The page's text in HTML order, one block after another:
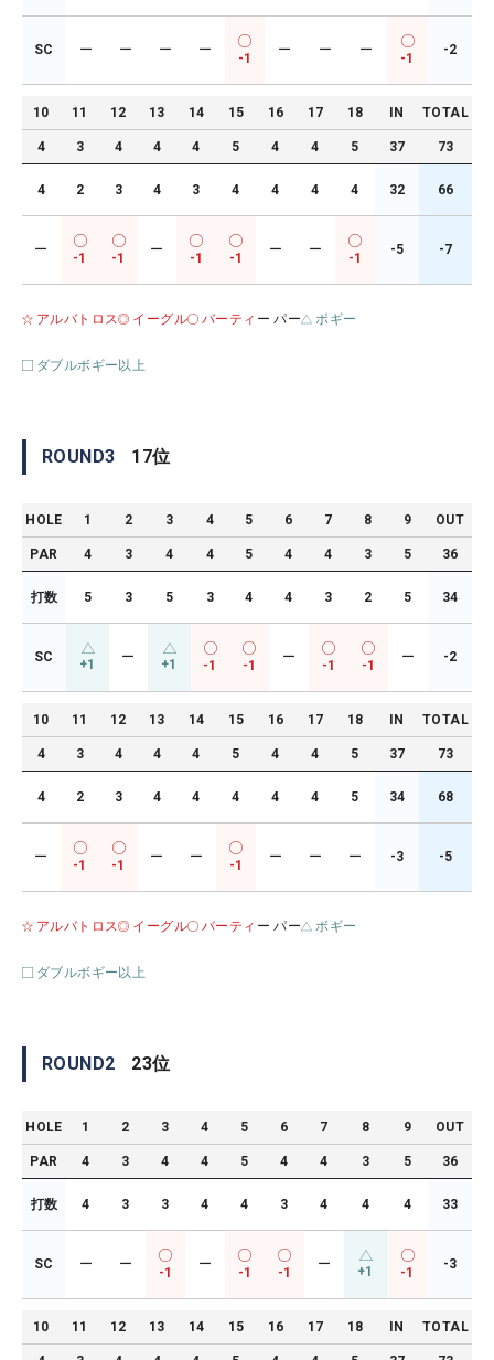
SC ー ー ー ー
-1
ー ー ー
-1
-2
10 11 12 13 14 15 16 17 18 IN TOTAL
4 3 4 4 4 5 4 4 5 37 73
4 2 3 4 3 4 4 4 4 32 66
ー
-1 -1
ー
-1 -1
ー ー
-1
-5 -7
アルバトロス イーグル バーティ ー パー ボギー
ダブルボギー以上
ROUND3 17位
HOLE 1 2 3 4 5 6 7 8 9 OUT
PAR 4 3 4 4 5 4 4 3 5 36
打数 5 3 5 3 4 4 3 2 5 34
SC +1 ー +1 -1 -1
ー
-1 -1
ー -2
10 11 12 13 14 15 16 17 18 IN TOTAL
4 3 4 4 4 5 4 4 5 37 73
4 2 3 4 4 4 4 4 5 34 68
ー
-1 -1
ー ー
-1
ー ー ー -3 -5
アルバトロス イーグル バーティ ー パー ボギー
ダブルボギー以上
ROUND2 23位
HOLE 1 2 3 4 5 6 7 8 9 OUT
PAR 4 3 4 4 5 4 4 3 5 36
打数 4 3 3 4 4 3 4 4 4 33
SC ー ー
-1
ー
-1 -1
ー +1 -1
-3
10 11 12 13 14 15 16 17 18 IN TOTAL